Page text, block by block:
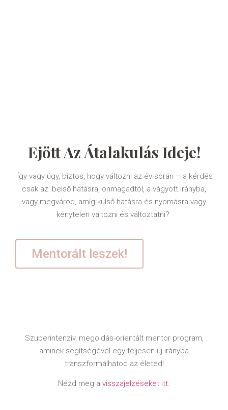
Ejött Az Átalakulás Ideje!
Így vagy úgy, biztos, hogy változni az év során – a kérdés
csak az: belső hatásra, önmagadtól, a vágyott irányba,
vagy megvárod, amíg külső hatásra és nyomásra vagy
kénytelen változni és változtatni?
Mentorált leszek!
Szuperintenzív, megoldás-orientált mentor program,
aminek segítségével egy teljesen új irányba
transzformálhatod az életed!
Nézd meg a visszajelzéseket itt.